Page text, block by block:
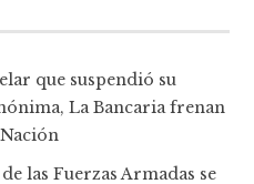
que suspendió su
La Bancaria frenan
las Fuerzas Armadas se